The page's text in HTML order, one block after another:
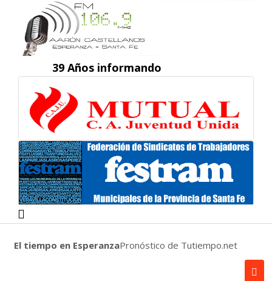
39 Años informando
El tiempo en EsperanzaPronóstico de Tutiempo.net